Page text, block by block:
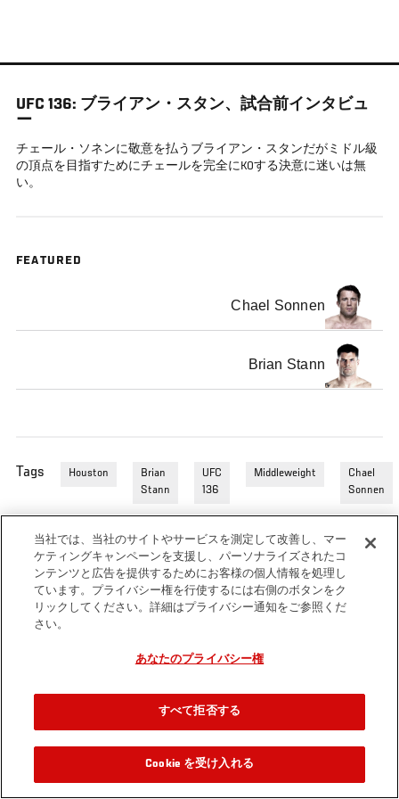
ン
ン
ン
ツ
UFC 136: ブライアン・スタン、試合前インタビュ
ー
チェール・ソネンに敬意を払うブライアン・スタンだがミドル級
の頂点を目指すためにチェールを完全にKOする決意に迷いは無
い。
FEATURED
Chael Sonnen
Brian Stann
Tags Houston
Brian
Stann
UFC
136
Middleweight
Chael
Sonnen
当社では、当社のサイトやサービスを測定して改善し、マー
ケティングキャンペーンを支援し、パーソナライズされたコ
ンテンツと広告を提供するためにお客様の個人情報を処理し
ています。プライバシー権を行使するには右側のボタンをク
リックしてください。詳細はプライバシー通知をご参照くだ
さい。
あなたのプライバシー権
すべて拒否する
Cookie を受け入れる